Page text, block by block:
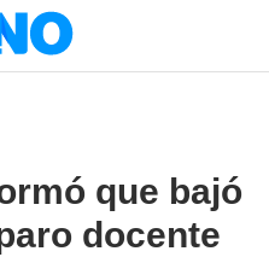
que bajó
docente